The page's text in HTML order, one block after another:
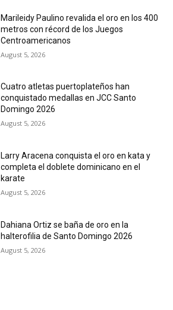
Marileidy Paulino revalida el oro en los 400
metros con récord de los Juegos
Centroamericanos
August 5, 2026
Cuatro atletas puertoplateños han
conquistado medallas en JCC Santo
Domingo 2026
August 5, 2026
Larry Aracena conquista el oro en kata y
completa el doblete dominicano en el
karate
August 5, 2026
Dahiana Ortiz se baña de oro en la
halterofilia de Santo Domingo 2026
August 5, 2026